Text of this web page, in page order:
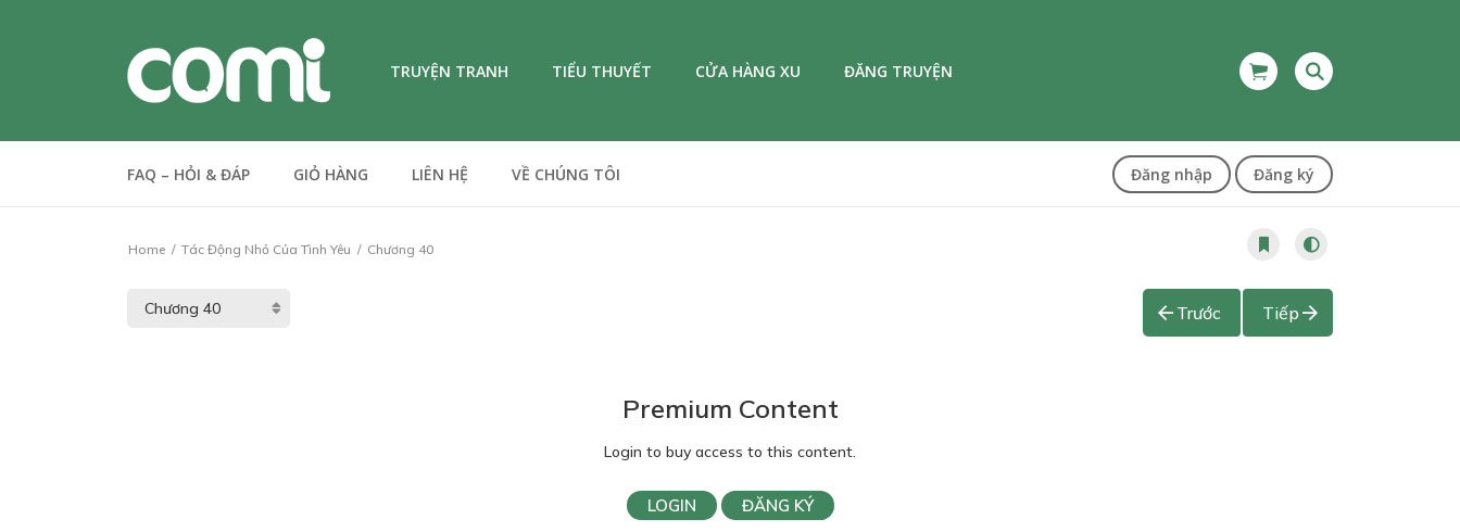
TRUYỆN TRANH TIỂU THUYẾT CỬA HÀNG XU ĐĂNG TRUYỆN
FAQ – HỎI & ĐÁP GIỎ HÀNG LIÊN HỆ VỀ CHÚNG TÔI Đăng nhập Đăng ký
Home Tác Động Nhỏ Của Tình Yêu Chương 40
Trước Tiếp
Premium Content
Login to buy access to this content.
LOGIN ĐĂNG KÝ